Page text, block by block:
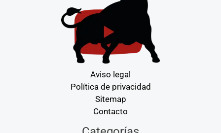
Aviso legal
Política de privacidad
Sitemap
Contacto